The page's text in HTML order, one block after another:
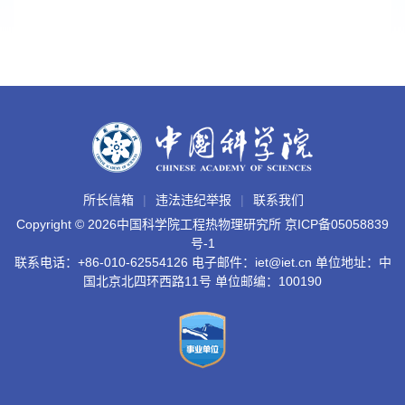
所长信箱 违法违纪举报
联系我们
Copyright © 2026中国科学院工程热物理研究所 京ICP备05058839
号-1
联系电话：+86-010-62554126 电子邮件：iet@iet.cn 单位地址：中
国北京北四环西路11号 单位邮编：100190